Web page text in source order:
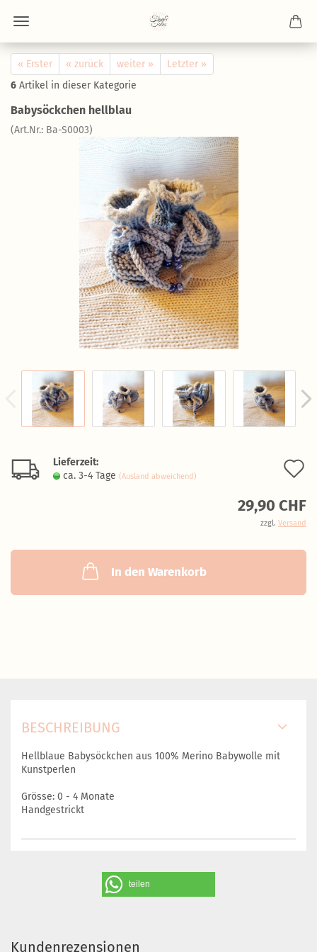
« Erster « zurück weiter »
Letzter »
6 Artikel in dieser Kategorie
Babysöckchen hellblau
(Art.Nr.: Ba-S0003)
Lieferzeit:
ca. 3-4 Tage (Ausland abweichend)
29,90 CHF
zzgl. Versand
In den Warenkorb
BESCHREIBUNG
Hellblaue Babysöckchen aus 100% Merino Babywolle mit
Kunstperlen
Grösse: 0 - 4 Monate
Handgestrickt
teilen
Kundenrezensionen